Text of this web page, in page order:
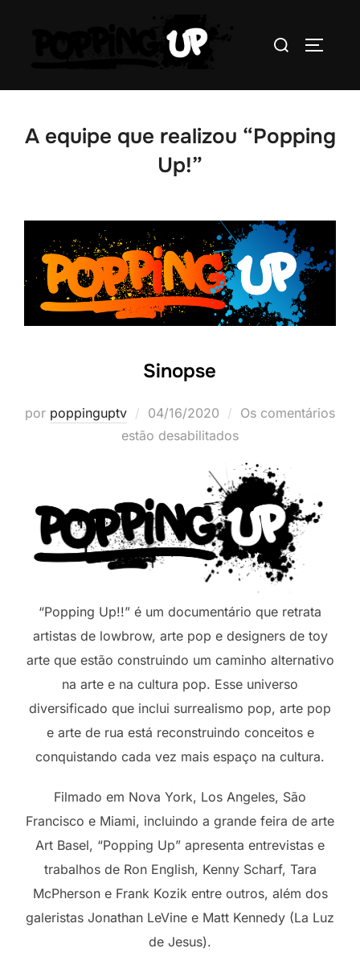
Pesquisar
A equipe que realizou “Popping
Up!”
Sinopse
por poppinguptv
Postado
em
04/16/2020
Os comentários
estão desabilitados
“Popping Up!!” é um documentário que retrata
artistas de lowbrow, arte pop e designers de toy
arte que estão construindo um caminho alternativo
na arte e na cultura pop. Esse universo
diversificado que inclui surrealismo pop, arte pop
e arte de rua está reconstruindo conceitos e
conquistando cada vez mais espaço na cultura.
Filmado em Nova York, Los Angeles, São
Francisco e Miami, incluindo a grande feira de arte
Art Basel, “Popping Up” apresenta entrevistas e
trabalhos de Ron English, Kenny Scharf, Tara
McPherson e Frank Kozik entre outros, além dos
galeristas Jonathan LeVine e Matt Kennedy (La Luz
de Jesus).